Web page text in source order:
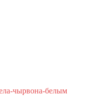
чырвона-белым